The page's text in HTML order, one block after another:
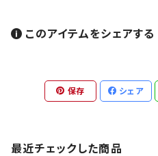
このアイテムをシェアする
保存 シェア
最近チェックした商品